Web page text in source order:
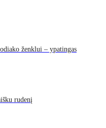
ženklui – ypatingas
rudenį